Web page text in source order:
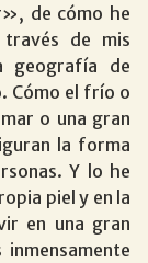
de cómo he
de mis
geografía de
Cómo el frío o
o una gran
la forma
Y lo he
piel y en la
en una gran